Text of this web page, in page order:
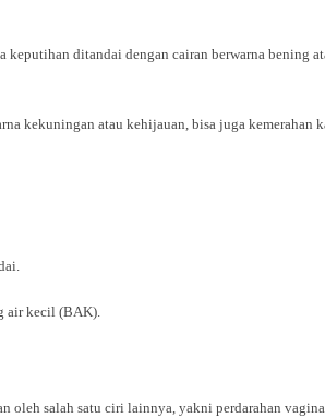
ditandai dengan cairan berwarna bening
kekuningan atau kehijauan, bisa juga kemerahan
air kecil (BAK).
oleh salah satu ciri lainnya, yakni perdarahan